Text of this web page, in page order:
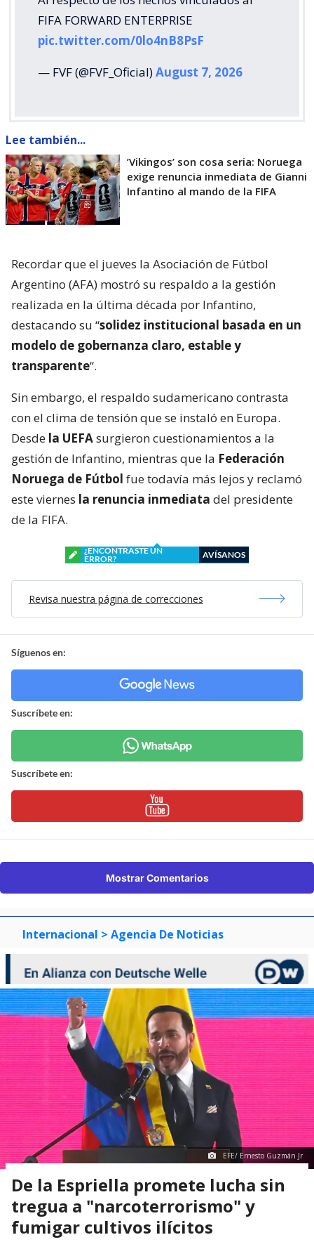
FIFA FORWARD ENTERPRISE
pic.twitter.com/0lo4nB8PsF
— FVF (@FVF_Oficial)August 7, 2026
Lee también...
’Vikingos’ son cosa seria: Noruega
exige renuncia inmediata de Gianni
Infantino al mando de la FIFA
Recordar que el jueves la Asociación de Fútbol
Argentino (AFA) mostró su respaldo a la gestión
realizada en la última década por Infantino,
destacando su “solidez institucional basada en un
modelo de gobernanza claro, estable y
transparente“.
Sin embargo, el respaldo sudamericano contrasta
con el clima de tensión que se instaló en Europa.
Desde la UEFAsurgieron cuestionamientos a la
gestión de Infantino, mientras que la Federación
Noruega de Fútbol fue todavía más lejos y reclamó
este viernes la renuncia inmediata del presidente
de la FIFA.
¿ENCONTRASTE UN
ERROR?
AVÍSANOS
Revisa nuestra página de correcciones
Síguenos en:
Suscríbete en:
Suscríbete en:
Mostrar Comentarios
Internacional > Agencia De Noticias
EFE/ Ernesto Guzmán Jr
De la Espriella promete lucha sin
tregua a "narcoterrorismo" y
fumigar cultivos ilícitos